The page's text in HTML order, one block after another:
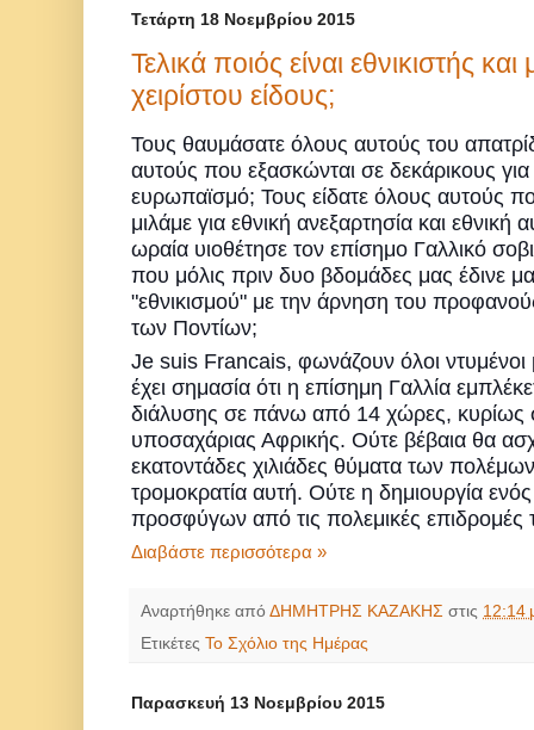
Τετάρτη 18 Νοεμβρίου 2015
Τελικά ποιός είναι εθνικιστής
χειρίστου είδους;
Τους θαυμάσατε όλους αυτούς του
αυτούς που εξασκώνται σε δεκάρικους για
ευρωπαϊσμό; Τους είδατε όλους αυτούς
μιλάμε για εθνική ανεξαρτησία και
ωραία υιοθέτησε τον επίσημο Γαλλικό
που μόλις πριν δυο βδομάδες μας έδινε
"εθνικισμού" με την άρνηση του
των Ποντίων;
Je suis Francais, φωνάζουν όλοι ντυμένοι
έχει σημασία ότι η επίσημη Γαλλία
διάλυσης σε πάνω από 14 χώρες, κυρίως
υποσαχάριας Αφρικής. Ούτε βέβαια θα
εκατοντάδες χιλιάδες θύματα των
τρομοκρατία αυτή. Ούτε η δημιουργία
προσφύγων από τις πολεμικές επιδρομές
Διαβάστε περισσότερα »
Αναρτήθηκε από ΔΗΜΗΤΡΗΣ ΚΑΖΑΚΗΣ στις 12:14
Ετικέτες Το Σχόλιο της Ημέρας
Παρασκευή 13 Νοεμβρίου 2015